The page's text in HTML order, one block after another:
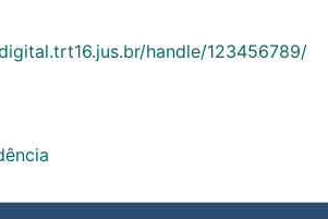
handle/123456789/